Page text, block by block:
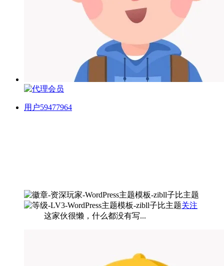
用户59477964
关注
这家伙很懒，什么都没有写...